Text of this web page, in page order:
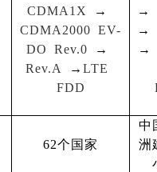
CDMA1X
→
CDMA2000 EV-
DO Rev.0
→
Rev.A
→LTE
FDD
→
→
→
62个国家
中
洲